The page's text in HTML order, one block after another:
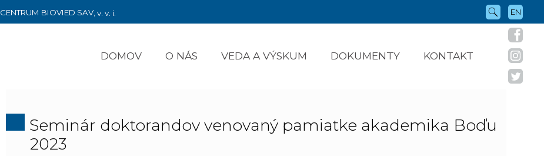
DOMOV O NÁS VEDA A VÝSKUM DOKUMENTY KONTAKT
CENTRUM BIOVIED SAV, v. v. i. EN
Seminár doktorandov venovaný pamiatke akademika Boďu
2023